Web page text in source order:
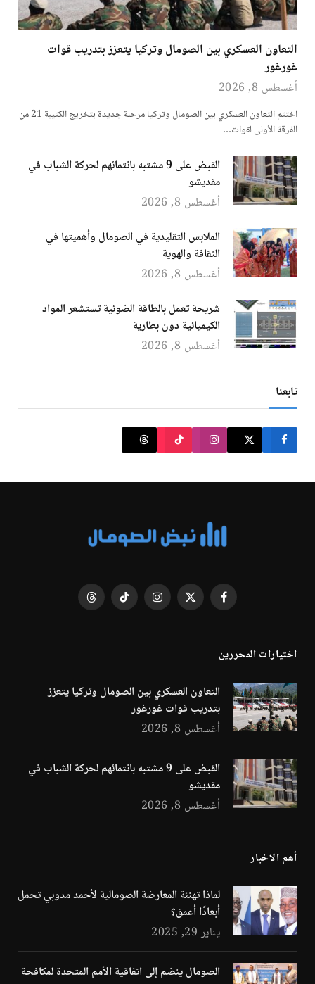
التعاون العسكري بين الصومال وتركيا يتعزز بتدريب قوات
غورغور
أغسطس 8, 2026
اختتم التعاون العسكري بين الصومال وتركيا مرحلة جديدة بتخريج الكتيبة 21 من
الفرقة الأولى لقوات…
القبض على 9 مشتبه بانتمائهم لحركة الشباب في
مقديشو
أغسطس 8, 2026
الملابس التقليدية في الصومال وأهميتها في
الثقافة والهوية
أغسطس 8, 2026
شريحة تعمل بالطاقة الضوئية تستشعر المواد
الكيميائية دون بطارية
أغسطس 8, 2026
تابعنا
فيسبوك X
الانستغرامتيكتوك Threads
اختيارات المحررين
التعاون العسكري بين الصومال وتركيا يتعزز
بتدريب قوات غورغور
أغسطس 8, 2026
القبض على 9 مشتبه بانتمائهم لحركة الشباب في
مقديشو
أغسطس 8, 2026
أهم الاخبار
لماذا تهنئة المعارضة الصومالية لأحمد مدوبي تحمل
أبعادًا أعمق؟
يناير 29, 2025
الصومال ينضم إلى اتفاقية الأمم المتحدة لمكافحة